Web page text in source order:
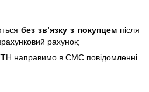
без зв’язку з покупцемпісля
рахунок;
направимо в СМС повідомленні.